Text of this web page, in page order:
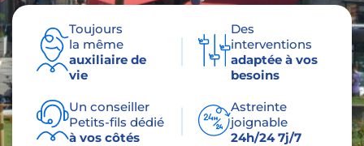
Toujours
la même
auxiliaire de
vie
Des
interventions
adaptée à vos
besoins
Un conseiller
Petits-fils dédié
à vos côtés
Astreinte
joignable
24h/24 7j/7